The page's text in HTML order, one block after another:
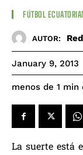
FÚTBOL
AUTOR:
January 9, 2013
menos de 1 min
La suerte está